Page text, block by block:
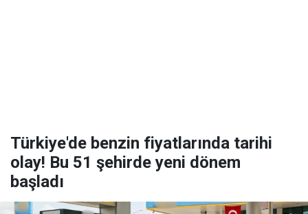
Türkiye'de benzin fiyatlarında tarihi
olay! Bu 51 şehirde yeni dönem
başladı